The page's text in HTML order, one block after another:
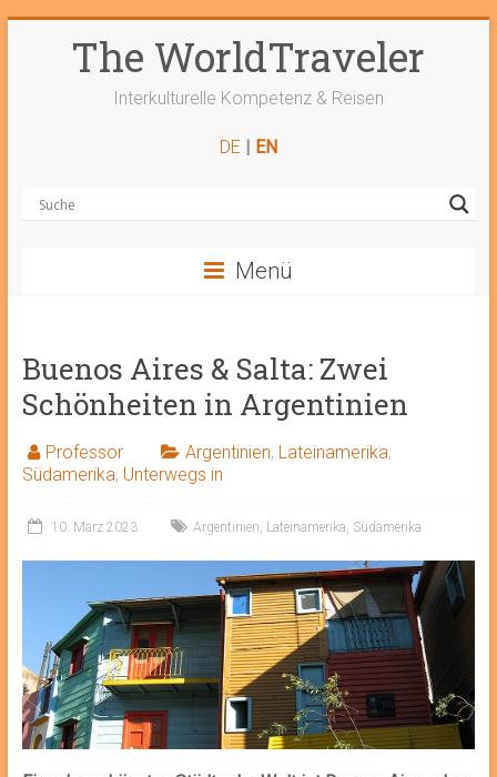
The WorldTraveler
Interkulturelle Kompetenz & Reisen
DE | EN
Menü
Buenos Aires & Salta: Zwei
Schönheiten in Argentinien
Professor Argentinien, Lateinamerika,
Südamerika, Unterwegs in
10. März 2023 Argentinien, Lateinamerika, Südamerika